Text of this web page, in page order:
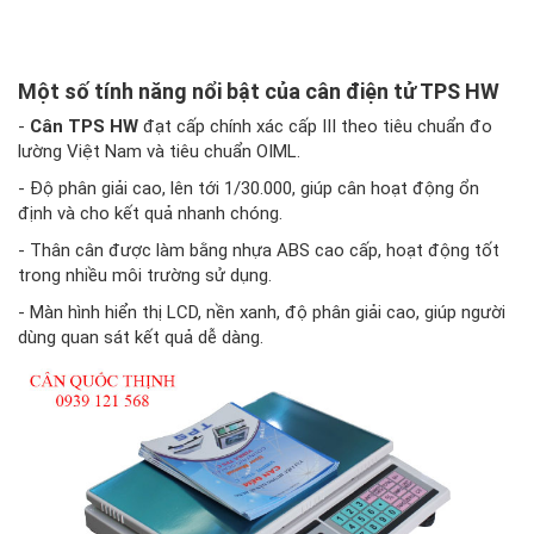
Một số tính năng nổi bật của cân điện tử TPS HW
- Cân TPS HW đạt cấp chính xác cấp III theo tiêu chuẩn đo
lường Việt Nam và tiêu chuẩn OIML.
- Độ phân giải cao, lên tới 1/30.000, giúp cân hoạt động ổn
định và cho kết quả nhanh chóng.
- Thân cân được làm bằng nhựa ABS cao cấp, hoạt động tốt
trong nhiều môi trường sử dụng.
- Màn hình hiển thị LCD, nền xanh, độ phân giải cao, giúp người
dùng quan sát kết quả dễ dàng.